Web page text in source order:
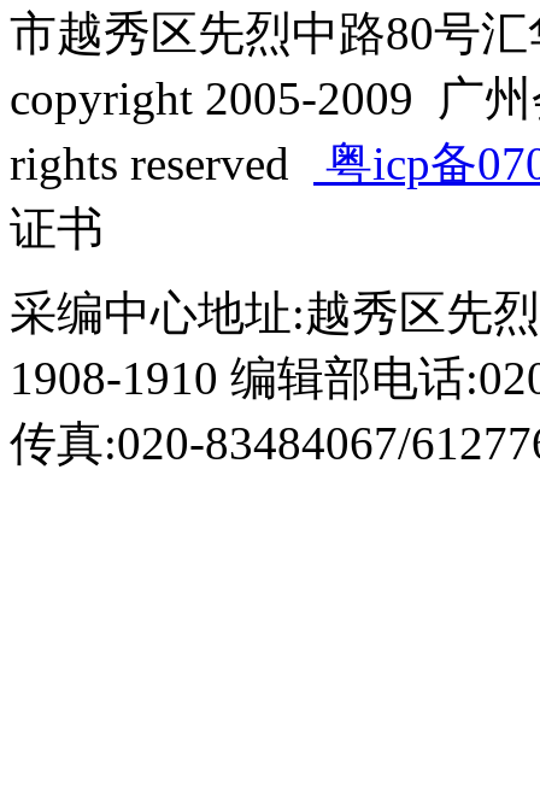
市越秀区先烈中路80号
copyright 2005-2009 广
rights reserved
粤icp备
证书
采编中心地址:越秀区先
1908-1910 编辑部电话
传真:020-83484067/